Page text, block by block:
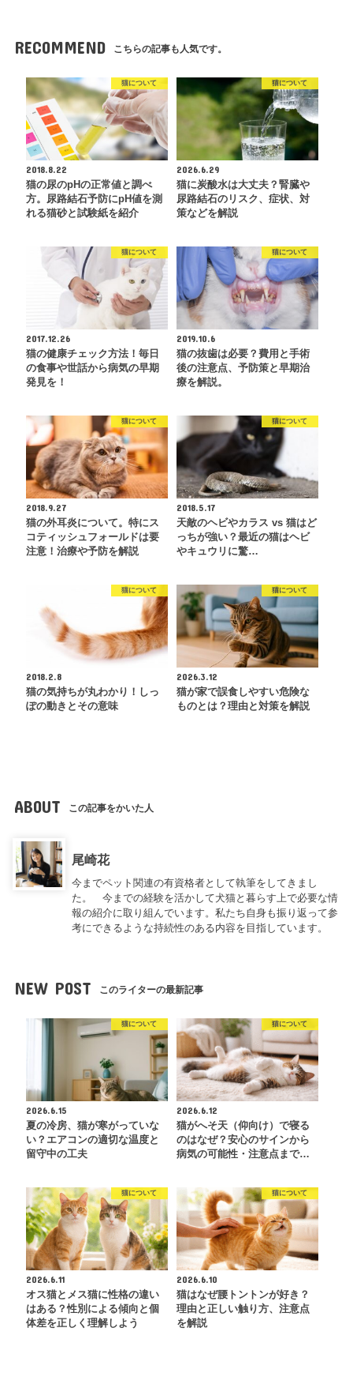
RECOMMEND こちらの記事も人気です。
猫について
2018.8.22
猫の尿のpHの正常値と調べ
方。尿路結石予防にpH値を測
れる猫砂と試験紙を紹介
猫について
2026.6.29
猫に炭酸水は大丈夫？腎臓や
尿路結石のリスク、症状、対
策などを解説
猫について
2017.12.26
猫の健康チェック方法！毎日
の食事や世話から病気の早期
発見を！
猫について
2019.10.6
猫の抜歯は必要？費用と手術
後の注意点、予防策と早期治
療を解説。
猫について
2018.9.27
猫の外耳炎について。特にス
コティッシュフォールドは要
注意！治療や予防を解説
猫について
2018.5.17
天敵のヘビやカラス vs 猫はど
っちが強い？最近の猫はヘビ
やキュウリに驚…
猫について
2018.2.8
猫の気持ちが丸わかり！しっ
ぽの動きとその意味
猫について
2026.3.12
猫が家で誤食しやすい危険な
ものとは？理由と対策を解説
ABOUT この記事をかいた人
尾崎花
今までペット関連の有資格者として執筆をしてきまし
た。 今までの経験を活かして犬猫と暮らす上で必要な情
報の紹介に取り組んでいます。私たち自身も振り返って参
考にできるような持続性のある内容を目指しています。
NEW POST このライターの最新記事
猫について
2026.6.15
夏の冷房、猫が寒がっていな
い？エアコンの適切な温度と
留守中の工夫
猫について
2026.6.12
猫がへそ天（仰向け）で寝る
のはなぜ？安心のサインから
病気の可能性・注意点まで…
猫について
2026.6.11
オス猫とメス猫に性格の違い
はある？性別による傾向と個
体差を正しく理解しよう
猫について
2026.6.10
猫はなぜ腰トントンが好き？
理由と正しい触り方、注意点
を解説